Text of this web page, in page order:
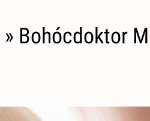
» Bohócdoktor